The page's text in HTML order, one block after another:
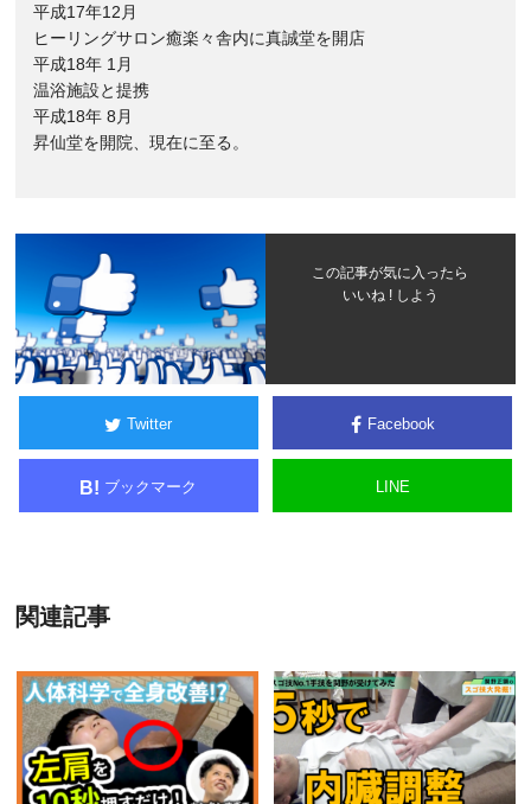
平成17年12月
ヒーリングサロン癒楽々舎内に真誠堂を開店
平成18年 1月
温浴施設と提携
平成18年 8月
昇仙堂を開院、現在に至る。
この記事が気に入ったら
いいね ! しよう
Twitter Facebook
B! ブックマーク LINE
関連記事